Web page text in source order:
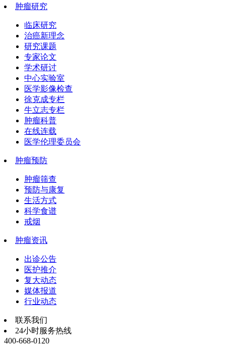
肿瘤研究
临床研究
治癌新理念
研究课题
专家论文
学术研讨
中心实验室
医学影像检查
徐克成专栏
牛立志专栏
肿瘤科普
在线连载
医学伦理委员会
肿瘤预防
肿瘤筛查
预防与康复
生活方式
科学食谱
戒烟
肿瘤资讯
出诊公告
医护推介
复大动态
媒体报道
行业动态
联系我们
24小时服务热线
400-668-0120